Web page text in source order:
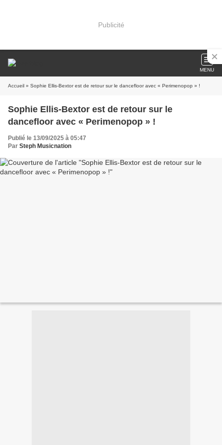
Publicité
MENU
Accueil » Sophie Ellis-Bextor est de retour sur le dancefloor avec « Perimenopop » !
Sophie Ellis-Bextor est de retour sur le
dancefloor avec « Perimenopop » !
Publié le 13/09/2025 à 05:47
Par Steph Musicnation